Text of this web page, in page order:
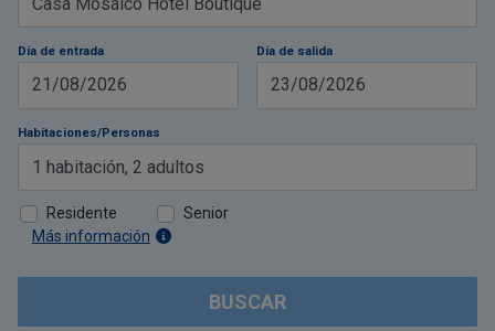
Día de entrada
21/08/2026
Día de salida
23/08/2026
Habitaciones/Personas
1 habitación, 2 adultos
Residente
Senior
Más información
BUSCAR